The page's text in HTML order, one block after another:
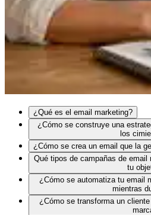
¿Qué es el email marketing?
¿Cómo se construye una
los
¿Cómo se crea un email que la
Qué tipos de campañas de
tu
¿Cómo se automatiza tu email
mientras
¿Cómo se transforma un